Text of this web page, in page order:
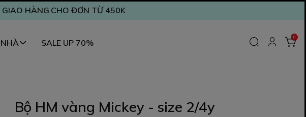
HÀNG CHO ĐƠN TỪ 450K
SALE UP 70%
0
Bộ HM vàng Mickey - size 2/4y